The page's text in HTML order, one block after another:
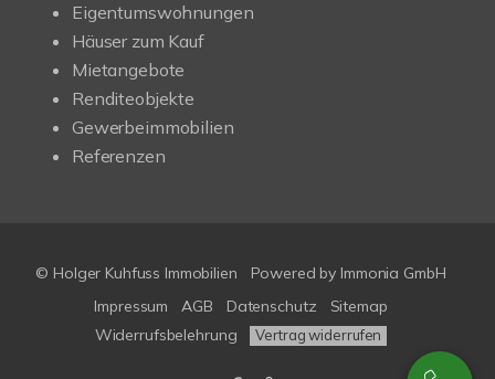
Eigentumswohnungen
Häuser zum Kauf
Mietangebote
Renditeobjekte
Gewerbeimmobilien
Referenzen
© Holger Kuhfuss Immobilien Powered by Immonia GmbH
Impressum
AGB Datenschutz
Sitemap
Widerrufsbelehrung
Vertrag widerrufen